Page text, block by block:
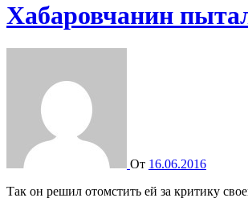
Хабаровчанин
От 16.06.2016
Так он решил отомстить ей за критику